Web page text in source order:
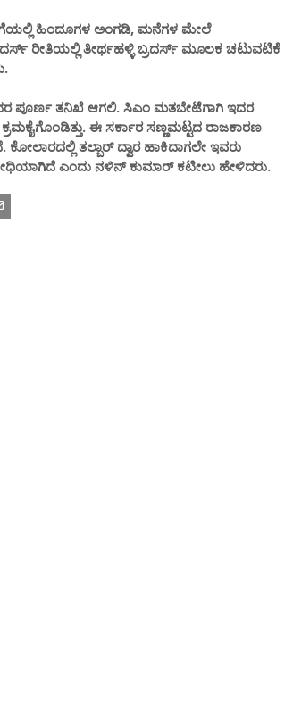
ಹಿಂದೂಗಳ ಅಂಗಡಿ, ಮನೆಗಳ ಮೇಲೆ
ರೀತಿಯಲ್ಲಿ ತೀರ್ಥಹಳ್ಳಿ ಬ್ರದರ್ಸ್ ಮೂಲಕ ಚಟುವಟಿಕೆ
ಪೂರ್ಣ ತನಿಖೆ‌ ಆಗಲಿ. ಸಿಎಂ ಮತಬೇಟೆಗಾಗಿ ಇದರ
ಕ್ರಮಕೈಗೊಂಡಿತ್ತು. ಈ ಸರ್ಕಾರ ಸಣ್ಣಮಟ್ಟದ ರಾಜಕಾರಣ
ತಲ್ಬಾರ್ ದ್ವಾರ ಹಾಕಿದಾಗಲೇ ಇವರು
ಎಂದು ನಳಿನ್ ಕುಮಾರ್ ಕಟೀಲು ಹೇಳಿದರು.